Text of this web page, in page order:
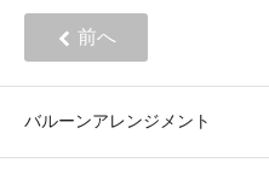
前へ
バルーンアレンジメント